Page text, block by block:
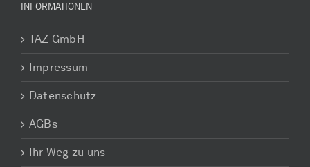
INFORMATIONEN
TAZ GmbH
Impressum
Datenschutz
AGBs
Ihr Weg zu uns